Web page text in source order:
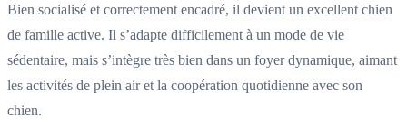
Bien socialisé et correctement encadré, il devient un excellent chien
de famille active. Il s’adapte difficilement à un mode de vie
sédentaire, mais s’intègre très bien dans un foyer dynamique, aimant
les activités de plein air et la coopération quotidienne avec son
chien.